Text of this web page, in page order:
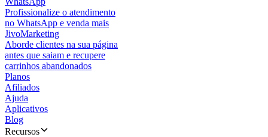
Profissionalize o atendimento
no WhatsApp e venda mais
JivoMarketing
Aborde clientes na sua página
antes que saiam e recupere
carrinhos abandonados
Planos
Afiliados
Ajuda
Aplicativos
Blog
Recursos